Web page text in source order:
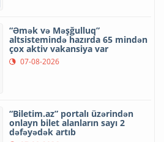
“Əmək və Məşğulluq”
altsistemində hazırda 65 mindən
çox aktiv vakansiya var
07-08-2026
“Biletim.az” portalı üzərindən
onlayn bilet alanların sayı 2
dəfəyədək artıb